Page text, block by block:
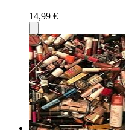
14,99 €